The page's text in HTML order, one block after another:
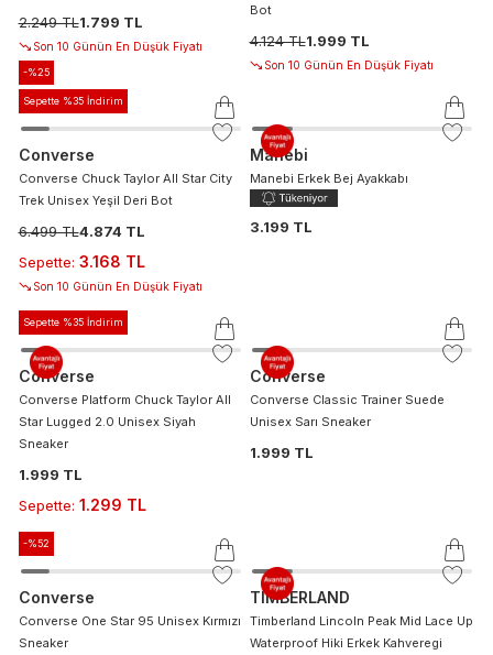
2.249 TL1.799 TL
Son 10 Günün En Düşük Fiyatı
Bot
4.124 TL1.999 TL
Son 10 Günün En Düşük Fiyatı
-%25
Sepette %35 İndirim
Converse
Converse Chuck Taylor All Star City
Trek Unisex Yeşil Deri Bot
6.499 TL4.874 TL
Sepette: 3.168 TL
Son 10 Günün En Düşük Fiyatı
Manebi
Manebi Erkek Bej Ayakkabı
3.199 TL
Sepette %35 İndirim
Converse
Converse Platform Chuck Taylor All
Star Lugged 2.0 Unisex Siyah
Sneaker
1.999 TL
Sepette: 1.299 TL
Converse
Converse Classic Trainer Suede
Unisex Sarı Sneaker
1.999 TL
-%52
Converse
Converse One Star 95 Unisex Kırmızı
Sneaker
TIMBERLAND
Timberland Lincoln Peak Mid Lace Up
Waterproof Hiki Erkek Kahveregi